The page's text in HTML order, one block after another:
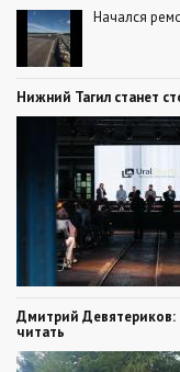
Начался
Нижний Тагил станет
Дмитрий Девятериков:
читать